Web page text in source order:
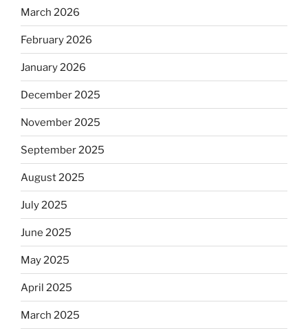
March 2026
February 2026
January 2026
December 2025
November 2025
September 2025
August 2025
July 2025
June 2025
May 2025
April 2025
March 2025